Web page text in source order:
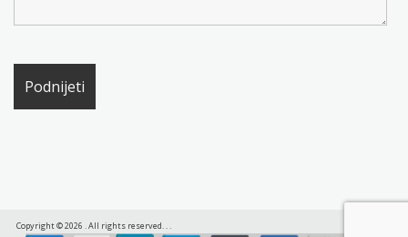
Copyright © 2026 . All rights reserved...